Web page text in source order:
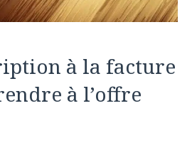
à la facture
à l’offre